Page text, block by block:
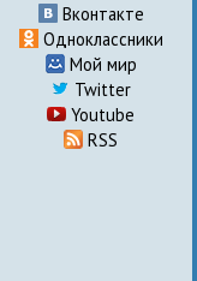
Вконтакте
Одноклассники
Мой мир
Twitter
Youtube
RSS